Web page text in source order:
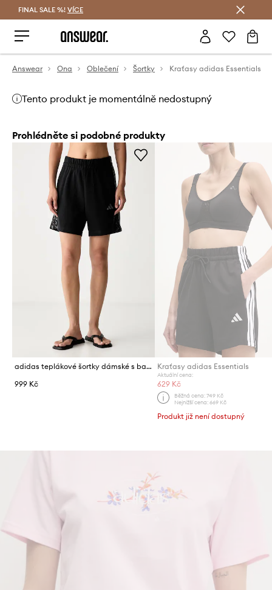
FINAL SALE %! VÍCE
Answear Ona Oblečení Šortky Kraťasy adidas Essentials
Tento produkt je momentálně nedostupný
Prohlédněte si podobné produkty
adidas teplákové šortky dámské s bavlnou Leopard Pack
999 Kč
Kraťasy adidas Essentials
Aktuální cena:
629 Kč
Běžná cena: 749 Kč
Nejnižší cena: 669 Kč
Produkt již není dostupný